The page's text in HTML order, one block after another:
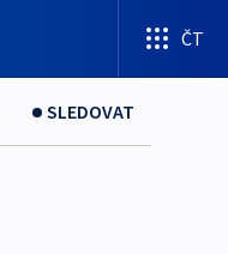
ČT
SLEDOVAT